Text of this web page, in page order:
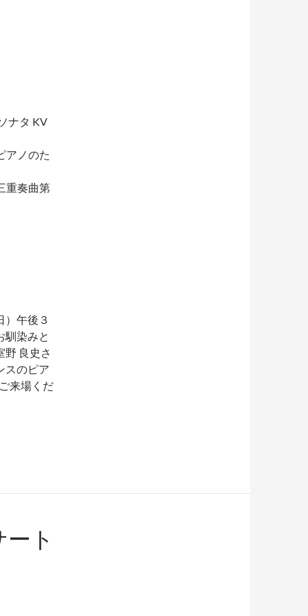
ナタ KV
アノのた
重奏曲第
）午後３
馴染みと
良史さ
スのピア
来場くだ
ト